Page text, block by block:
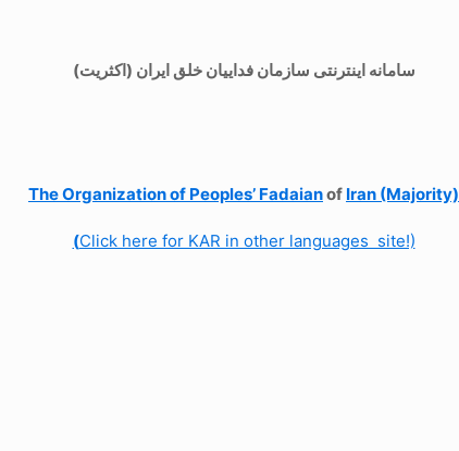
سامانه اینترنتی سازمان فداییان خلق ایران (اکثریت)
The Organization of Peoples’ Fadaianof Iran (Majority)
(Click here for KAR in other languages site!)